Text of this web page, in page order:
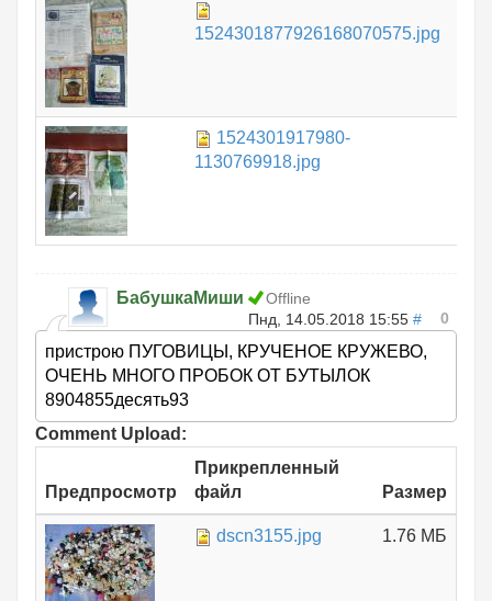
1524301877926168070575.jpg
1524301917980-
1130769918.jpg
БабушкаМиши
Offline
Пнд, 14.05.2018 15:55 # 0
пристрою ПУГОВИЦЫ, КРУЧЕНОЕ КРУЖЕВО,
ОЧЕНЬ МНОГО ПРОБОК ОТ БУТЫЛОК
8904855десять93
Comment Upload:
Предпросмотр
Прикрепленный
файл
Размер
dscn3155.jpg 1.76 МБ